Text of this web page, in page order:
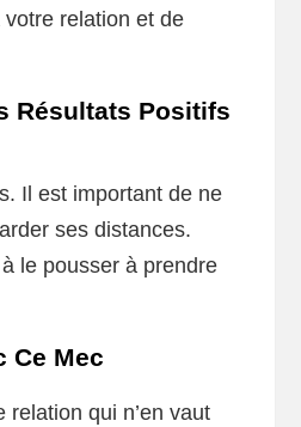
relation et de
Résultats Positifs
Il est important de ne
ses distances.
le pousser à prendre
Ce Mec
qui n’en vaut